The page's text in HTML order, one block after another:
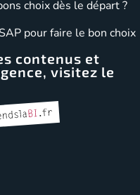
choix dès le départ ?
pour faire le bon choix
contenus et
visitez le